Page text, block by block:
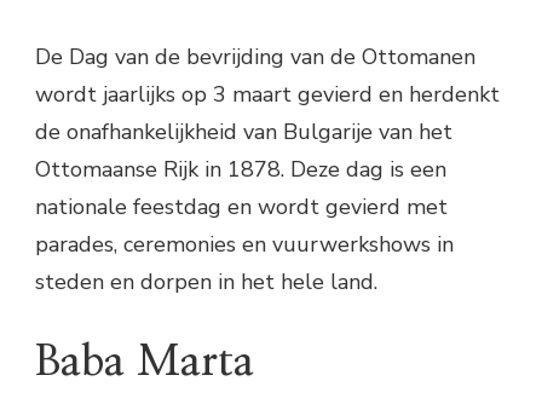
De Dag van de bevrijding van de Ottomanen
wordt jaarlijks op 3 maart gevierd en herdenkt
de onafhankelijkheid van Bulgarije van het
Ottomaanse Rijk in 1878. Deze dag is een
nationale feestdag en wordt gevierd met
parades, ceremonies en vuurwerkshows in
steden en dorpen in het hele land.
Baba Marta